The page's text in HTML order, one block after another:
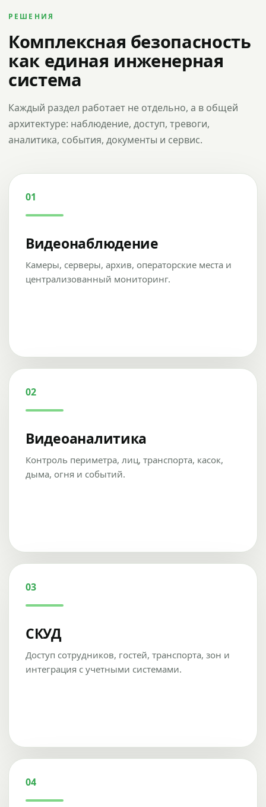
РЕШЕНИЯ
Комплексная безопасность
как единая инженерная
система
Каждый раздел работает не отдельно, а в общей
архитектуре: наблюдение, доступ, тревоги,
аналитика, события, документы и сервис.
01
Видеонаблюдение
Камеры, серверы, архив, операторские места и
централизованный мониторинг.
02
Видеоаналитика
Контроль периметра, лиц, транспорта, касок,
дыма, огня и событий.
03
СКУД
Доступ сотрудников, гостей, транспорта, зон и
интеграция с учетными системами.
04